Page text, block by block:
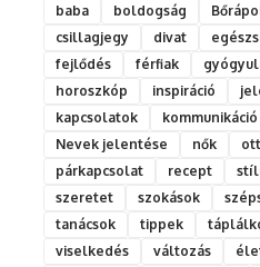
baba boldogság
csillagjegy
divat
fejlődés
férfiak
horoszkóp
inspiráció
kapcsolatok
kommunikáció
Nevek jelentése
nők
párkapcsolat
recept
szeretet
szokások
tanácsok
tippek
viselkedés
változás